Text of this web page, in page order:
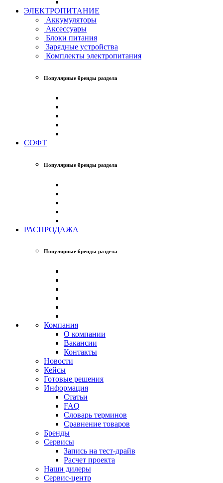
ЭЛЕКТРОПИТАНИЕ
Аккумуляторы
Аксессуары
Блоки питания
Зарядные устройства
Комплекты электропитания
Популярные бренды раздела
СОФТ
Популярные бренды раздела
РАСПРОДАЖА
Популярные бренды раздела
Компания
О компании
Вакансии
Контакты
Новости
Кейсы
Готовые решения
Информация
Статьи
FAQ
Словарь терминов
Сравнение товаров
Бренды
Сервисы
Запись на тест-драйв
Расчет проекта
Наши дилеры
Сервис-центр